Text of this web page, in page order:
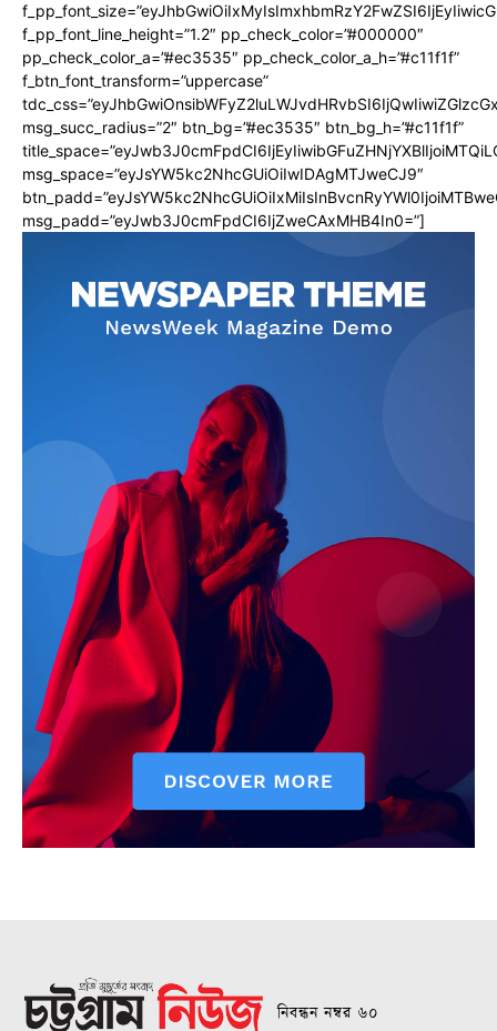
f_pp_font_line_height=”1.2″ pp_check_color=”#000000″
pp_check_color_a=”#ec3535″ pp_check_color_a_h=”#c11f1f”
f_btn_font_transform=”uppercase”
msg_succ_radius=”2″ btn_bg=”#ec3535″ btn_bg_h=”#c11f1f”
msg_space=”eyJsYW5kc2NhcGUiOiIwIDAgMTJweCJ9″
msg_padd=”eyJwb3J0cmFpdCI6IjZweCAxMHB4In0=”]
নিবন্ধন নম্বর ৬০